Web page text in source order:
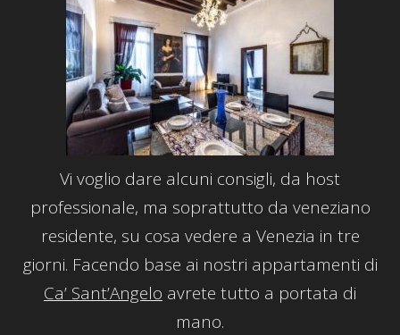
Vi voglio dare alcuni consigli, da host
professionale, ma soprattutto da veneziano
residente, su cosa vedere a Venezia in tre
giorni. Facendo base ai nostri appartamenti di
Ca’ Sant’Angelo avrete tutto a portata di
mano.